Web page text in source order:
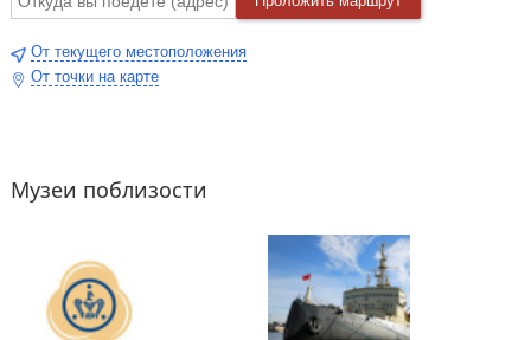
От текущего местоположения
От точки на карте
Музеи поблизости